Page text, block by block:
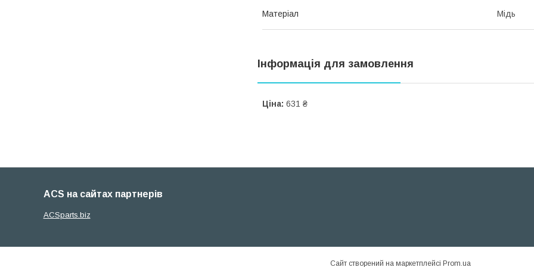
Матеріал Мідь
Інформація для замовлення
Ціна: 631 ₴
ACS на сайтах партнерів
ACSparts.biz
Сайт створений на маркетплейсі Prom.ua